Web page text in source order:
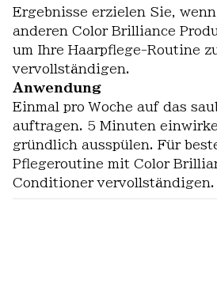
Ergebnisse erzielen Sie,
anderen Color Brilliance
um Ihre Haarpflege-Routine
vervollständigen.
Anwendung
Einmal pro Woche auf das
auftragen. 5 Minuten
gründlich ausspülen. Für
Pflegeroutine mit Color
Conditioner vervollständigen.